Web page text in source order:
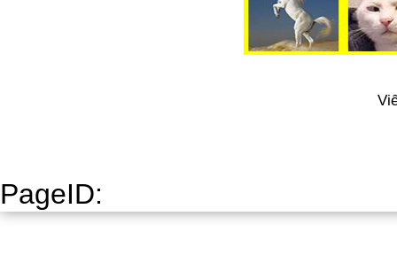
PageID: